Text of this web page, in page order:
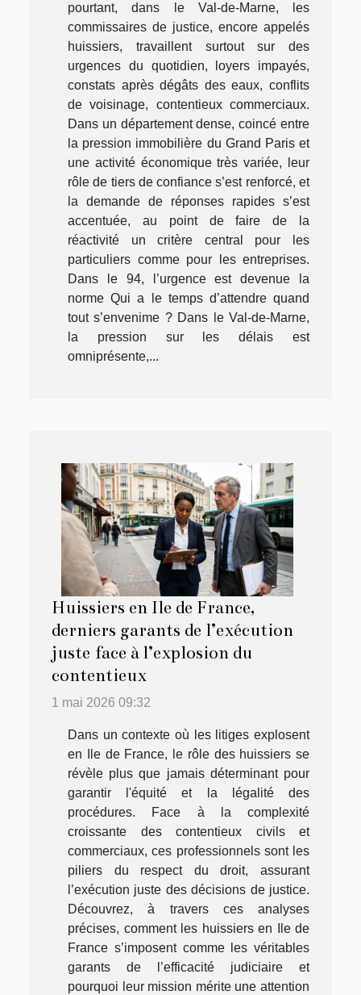
pourtant, dans le Val-de-Marne, les
commissaires de justice, encore appelés
huissiers, travaillent surtout sur des
urgences du quotidien, loyers impayés,
constats après dégâts des eaux, conflits
de voisinage, contentieux commerciaux.
Dans un département dense, coincé entre
la pression immobilière du Grand Paris et
une activité économique très variée, leur
rôle de tiers de confiance s’est renforcé, et
la demande de réponses rapides s’est
accentuée, au point de faire de la
réactivité un critère central pour les
particuliers comme pour les entreprises.
Dans le 94, l’urgence est devenue la
norme Qui a le temps d’attendre quand
tout s’envenime ? Dans le Val-de-Marne,
la pression sur les délais est
omniprésente,...
Huissiers en Ile de France,
derniers garants de l’exécution
juste face à l’explosion du
contentieux
1 mai 2026 09:32
Dans un contexte où les litiges explosent
en Ile de France, le rôle des huissiers se
révèle plus que jamais déterminant pour
garantir l'équité et la légalité des
procédures. Face à la complexité
croissante des contentieux civils et
commerciaux, ces professionnels sont les
piliers du respect du droit, assurant
l’exécution juste des décisions de justice.
Découvrez, à travers ces analyses
précises, comment les huissiers en Ile de
France s’imposent comme les véritables
garants de l’efficacité judiciaire et
pourquoi leur mission mérite une attention